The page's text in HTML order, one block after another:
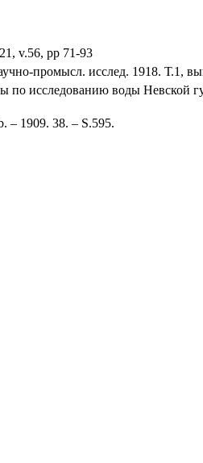
v.56, pp 71-93
промысл. исслед. 1918. Т.1,
по исследованию воды Невской
– 1909. 38. – S.595.